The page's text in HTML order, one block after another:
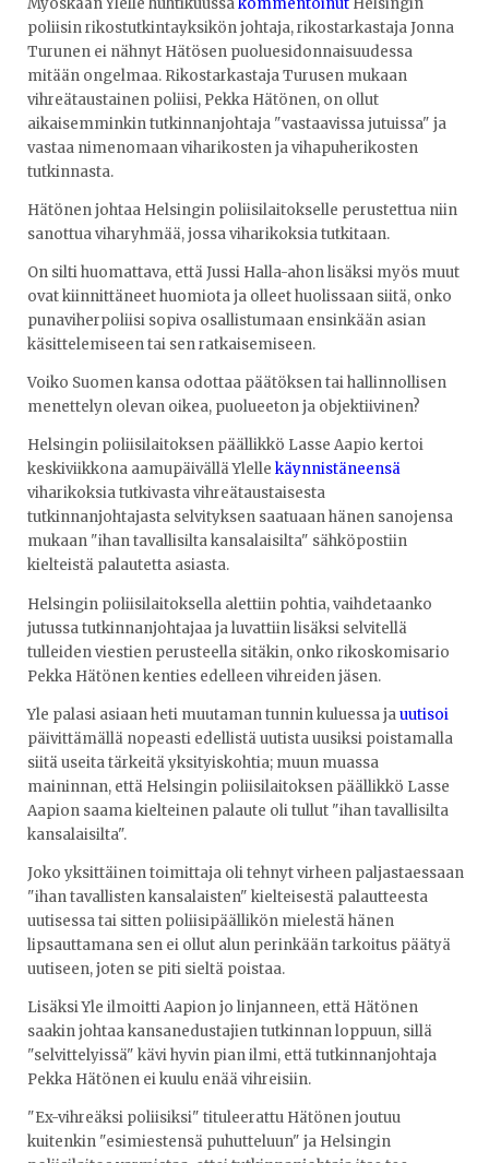
Myöskään Ylelle huhtikuussakommentoinut Helsingin
poliisin rikostutkintayksikön johtaja, rikostarkastaja Jonna
Turunen ei nähnyt Hätösen puoluesidonnaisuudessa
mitään ongelmaa. Rikostarkastaja Turusen mukaan
vihreätaustainen poliisi, Pekka Hätönen, on ollut
aikaisemminkin tutkinnanjohtaja "vastaavissa jutuissa" ja
vastaa nimenomaan viharikosten ja vihapuherikosten
tutkinnasta.
Hätönen johtaa Helsingin poliisilaitokselle perustettua niin
sanottua viharyhmää, jossa viharikoksia tutkitaan.
On silti huomattava, että Jussi Halla-ahon lisäksi myös muut
ovat kiinnittäneet huomiota ja olleet huolissaan siitä, onko
punaviherpoliisi sopiva osallistumaan ensinkään asian
käsittelemiseen tai sen ratkaisemiseen.
Voiko Suomen kansa odottaa päätöksen tai hallinnollisen
menettelyn olevan oikea, puolueeton ja objektiivinen?
Helsingin poliisilaitoksen päällikkö Lasse Aapio kertoi
keskiviikkona aamupäivällä Ylelle käynnistäneensä
viharikoksia tutkivasta vihreätaustaisesta
tutkinnanjohtajasta selvityksen saatuaan hänen sanojensa
mukaan "ihan tavallisilta kansalaisilta" sähköpostiin
kielteistä palautetta asiasta.
Helsingin poliisilaitoksella alettiin pohtia, vaihdetaanko
jutussa tutkinnanjohtajaa ja luvattiin lisäksi selvitellä
tulleiden viestien perusteella sitäkin, onko rikoskomisario
Pekka Hätönen kenties edelleen vihreiden jäsen.
Yle palasi asiaan heti muutaman tunnin kuluessa jauutisoi
päivittämällä nopeasti edellistä uutista uusiksi poistamalla
siitä useita tärkeitä yksityiskohtia; muun muassa
maininnan, että Helsingin poliisilaitoksen päällikkö Lasse
Aapion saama kielteinen palaute oli tullut "ihan tavallisilta
kansalaisilta".
Joko yksittäinen toimittaja oli tehnyt virheen paljastaessaan
"ihan tavallisten kansalaisten" kielteisestä palautteesta
uutisessa tai sitten poliisipäällikön mielestä hänen
lipsauttamana sen ei ollut alun perinkään tarkoitus päätyä
uutiseen, joten se piti sieltä poistaa.
Lisäksi Yle ilmoitti Aapion jo linjanneen, että Hätönen
saakin johtaa kansanedustajien tutkinnan loppuun, sillä
"selvittelyissä" kävi hyvin pian ilmi, että tutkinnanjohtaja
Pekka Hätönen ei kuulu enää vihreisiin.
"Ex-vihreäksi poliisiksi" tituleerattu Hätönen joutuu
kuitenkin "esimiestensä puhutteluun" ja Helsingin